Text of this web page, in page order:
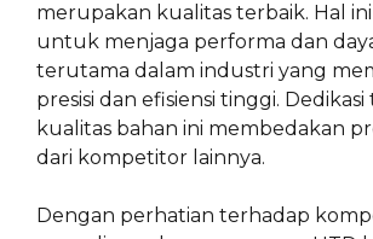
merupakan kualitas terbaik. Hal
untuk menjaga performa dan
terutama dalam industri yang
presisi dan efisiensi tinggi.
kualitas bahan ini membedakan
dari kompetitor lainnya.
Dengan perhatian terhadap